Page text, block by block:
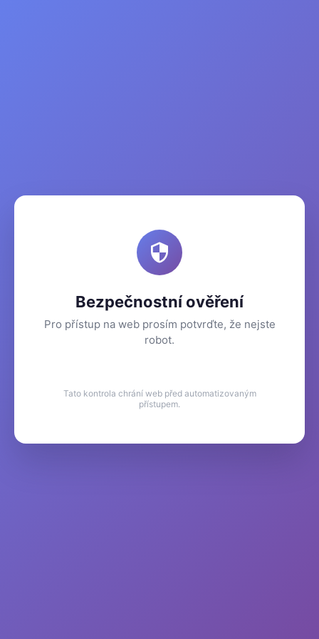
Bezpečnostní ověření
Pro přístup na web prosím potvrďte, že nejste
robot.
Tato kontrola chrání web před automatizovaným
přístupem.